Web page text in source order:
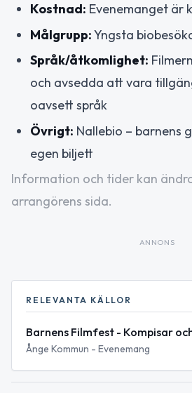
Kostnad: Evenemanget är
Målgrupp:Yngsta
Språk/åtkomlighet:
och avsedda att vara
oavsett språk
Övrigt: Nallebio – barnens
egen biljett
Information och tider kan
arrangörens sida.
ANNONS
RELEVANTA KÄLLOR
Barnens Filmfest - Kompisar
Ånge Kommun - Evenemang